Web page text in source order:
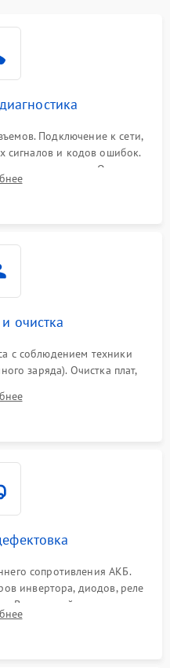
Подключение к сети,
сигналов и кодов ошибок.
напряжения. Оценка
основного питания без
очистка
с соблюдением техники
заряда). Очистка плат,
перегрева и замыканий.
сопротивления АКБ.
инвертора, диодов, реле
Визуальный поиск вздутых
на печатной плате.